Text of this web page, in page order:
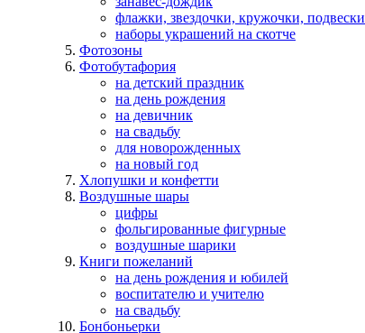
флажки, звездочки, кружочки, подвески
наборы украшений на скотче
Фотозоны
Фотобутафория
на детский праздник
на день рождения
на девичник
на свадьбу
для новорожденных
на новый год
Хлопушки и конфетти
Воздушные шары
цифры
фольгированные фигурные
воздушные шарики
Книги пожеланий
на день рождения и юбилей
воспитателю и учителю
на свадьбу
Бонбоньерки